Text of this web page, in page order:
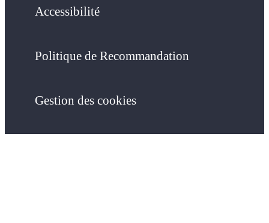
Accessibilité
Politique de Recommandation
Gestion des cookies